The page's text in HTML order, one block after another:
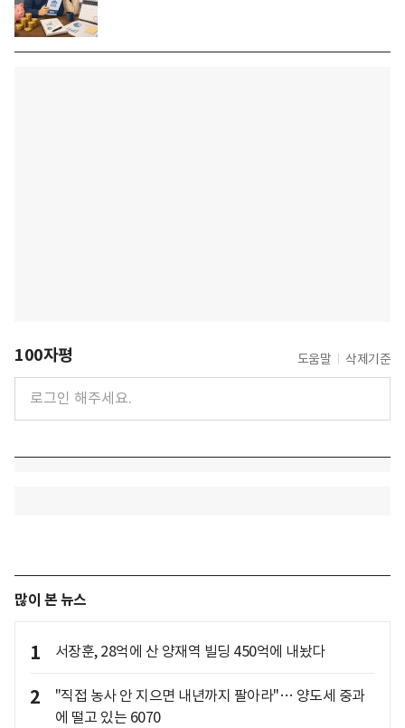
100자평 도움말 삭제기준
많이 본 뉴스
1 서장훈, 28억에 산 양재역 빌딩 450억에 내놨다
2
"직접 농사 안 지으면 내년까지 팔아라"… 양도세 중과
에 떨고 있는 6070